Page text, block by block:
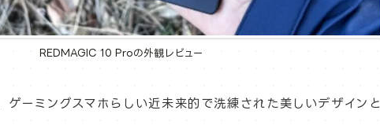
REDMAGIC 10 Proの外観レビュー
ーミングスマホらしい近未来的で洗練された美しいデザインと